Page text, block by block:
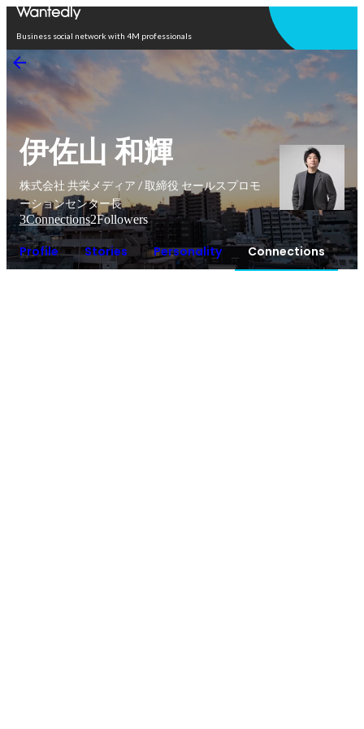
Business social network with 4M professionals
伊佐山 和輝
株式会社 共栄メディア / 取締役 セールスプロモ
ーションセンター長
3Connections2Followers
Profile Stories Personality Connections